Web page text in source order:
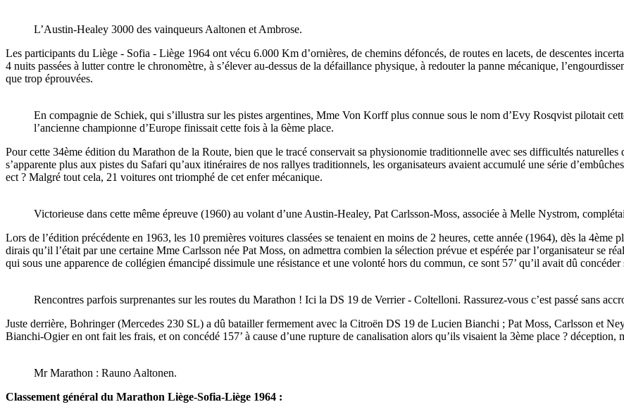
L’Austin-Healey 3000 des vainqueurs Aaltonen et Ambrose.
Les participants du Liège - Sofia - Liège 1964 ont vécu 6.000 Km d’ornières, de chemins défoncés, de routes en lacets, de descentes
4 nuits passées à lutter contre le chronomètre, à s’élever au-dessus de la défaillance physique, à redouter la panne mécanique,
que trop éprouvées.
En compagnie de Schiek, qui s’illustra sur les pistes argentines, Mme Von Korff plus connue sous le nom d’Evy Rosqvist pilotait
l’ancienne championne d’Europe finissait cette fois à la 6ème place.
Pour cette 34ème édition du Marathon de la Route, bien que le tracé conservait sa physionomie traditionnelle avec ses difficultés naturelles
s’apparente plus aux pistes du Safari qu’aux itinéraires de nos rallyes traditionnels, les organisateurs avaient accumulé une série
ect ? Malgré tout cela, 21 voitures ont triomphé de cet enfer mécanique.
Victorieuse dans cette même épreuve (1960) au volant d’une Austin-Healey, Pat Carlsson-Moss, associée à Melle Nystrom,
Lors de l’édition précédente en 1963, les 10 premières voitures classées se tenaient en moins de 2 heures, cette année (1964), dès la
dirais qu’il l’était par une certaine Mme Carlsson née Pat Moss, on admettra combien la sélection prévue et espérée par l’organisateur se
qui sous une apparence de collégien émancipé dissimule une résistance et une volonté hors du commun, ce sont 57’ qu’il avait dû
Rencontres parfois surprenantes sur les routes du Marathon ! Ici la DS 19 de Verrier - Coltelloni. Rassurez-vous c’est passé sans
Juste derrière, Bohringer (Mercedes 230 SL) a dû batailler fermement avec la Citroën DS 19 de Lucien Bianchi ; Pat Moss, Carlsson et
Bianchi-Ogier en ont fait les frais, et on concédé 157’ à cause d’une rupture de canalisation alors qu’ils visaient la 3ème place ? déception,
Mr Marathon : Rauno Aaltonen.
Classement général du Marathon Liège-Sofia-Liège 1964 :